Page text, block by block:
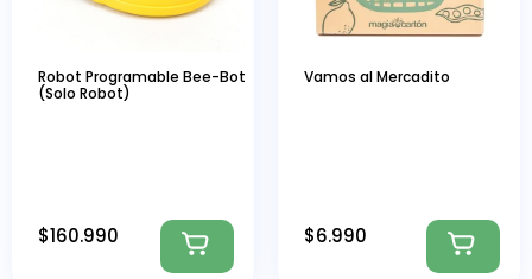
Robot Programable Bee-Bot
(Solo Robot)
$160.990
Vamos al Mercadito
$6.990